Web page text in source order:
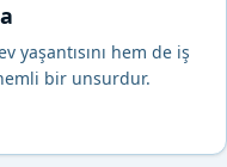
hem de iş
bir unsurdur.